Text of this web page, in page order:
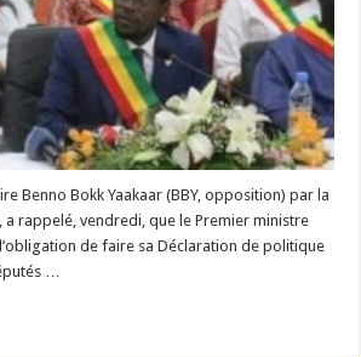
Benno Bokk Yaakaar (BBY, opposition) par la
rappelé, vendredi, que le Premier ministre
de faire sa Déclaration de politique
…